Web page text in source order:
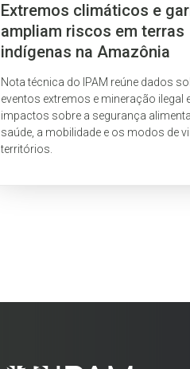
Extremos climáticos e
ampliam riscos em terras
indígenas na Amazônia
Nota técnica do IPAM reúne dados
eventos extremos e mineração ilegal
impactos sobre a segurança
saúde, a mobilidade e os modos de
territórios.